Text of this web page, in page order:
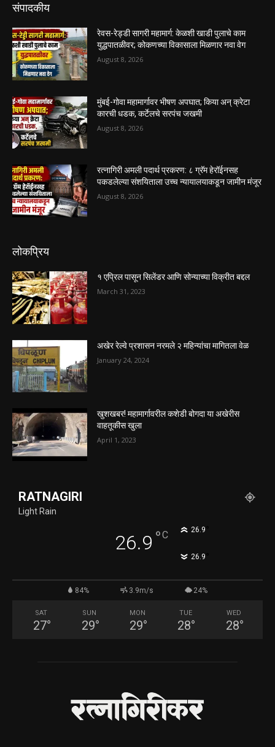
संपादकीय
रेवस-रेड्डी सागरी महामार्ग: केळशी खाडी पुलाचे काम
युद्धपातळीवर; कोकणच्या विकासाला मिळणार नवा वेग
August 8, 2026
मुंबई-गोवा महामार्गावर भीषण अपघात; किया अन् क्रेटा
कारची धडक, कर्टेलचे सरपंच जखमी
August 8, 2026
रत्नागिरी अमली पदार्थ प्रकरण: ८ ग्रॅम हेरॉईनसह
पकडलेल्या संशयिताला उच्च न्यायालयाकडून जामीन मंजूर
August 8, 2026
लोकप्रिय
१ एप्रिल पासून सिलेंडर आणि सोन्याच्या विक्रीत बद्दल
March 31, 2023
अखेर रेल्वे प्रशासन नरमले २ महिन्यांचा मागितला वेळ
January 24, 2024
खुशखबर! महामार्गावरील कशेडी बोगदा या अखेरीस
वाहतूकीस खुला
April 1, 2023
RATNAGIRI
Light Rain
26.9 °C 26.9
26.9
84% 3.9m/s 24%
SAT
27°
SUN
29°
MON
29°
TUE
28°
WED
28°